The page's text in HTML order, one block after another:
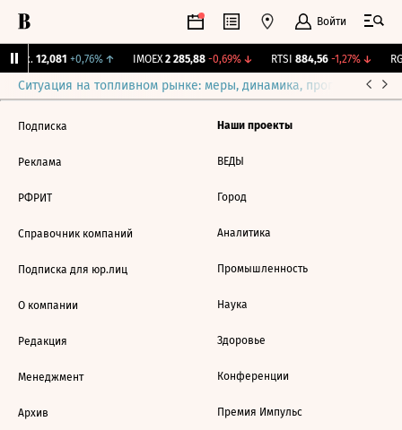
Войти
Бирж. 12,081 +0,76%↑ IMOEX 2 285,88 -0,69%↓ RTSI 884,56 -1,27%↓
Ситуация на топливном рынке: меры, динамика, прогнозы
Подписка
Реклама
РФРИТ
Справочник компаний
Подписка для юр.лиц
О компании
Редакция
Менеджмент
Архив
Наши проекты
ВЕДЫ
Город
Аналитика
Промышленность
Наука
Здоровье
Конференции
Премия Импульс